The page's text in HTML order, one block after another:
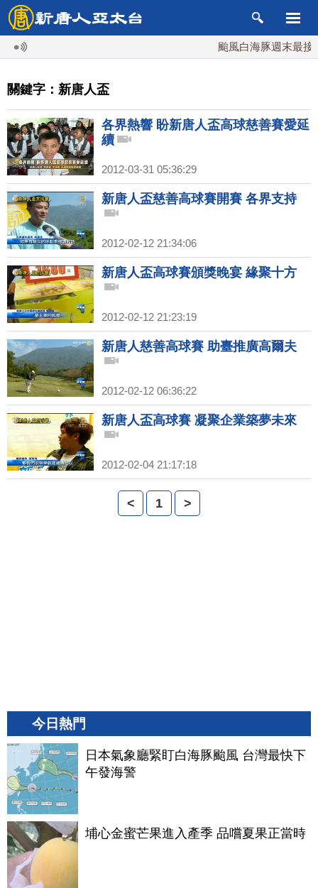
颱風白海豚週末最接
關鍵字：新唐人盃
各界熱響 盼新唐人盃高球慈善賽愛延
續
2012-03-31 05:36:29
新唐人盃慈善高球賽開賽 各界支持
2012-02-12 21:34:06
新唐人盃高球賽頒獎晚宴 緣聚十方
2012-02-12 21:23:19
新唐人慈善高球賽 助臺推廣高爾夫
2012-02-12 06:36:22
新唐人盃高球賽 凝聚企業築夢未來
2012-02-04 21:17:18
< 1 >
今日熱門
日本氣象廳緊盯白海豚颱風 台灣最快下
午發海警
埔心金蜜芒果進入產季 品嚐夏果正當時